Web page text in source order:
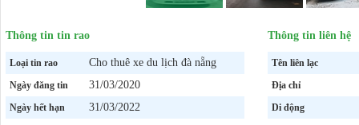
Thông tin tin rao
Loại tin rao Cho thuê xe du lịch đà nẵng
Ngày đăng tin 31/03/2020
Ngày hết hạn 31/03/2022
Thông tin liên hệ
Tên liên lạc
Địa chỉ
Di động